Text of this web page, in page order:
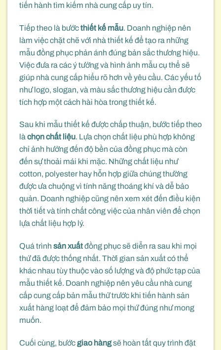
tiến hành tìm kiếm nhà cung cấp uy tín.
Tiếp theo là bướcthiết kế mẫu. Doanh nghiệp nên
làm việc chặt chẽ với nhà thiết kế để tạo ra những
mẫu đồng phục phản ánh đúng bản sắc thương hiệu.
Việc đưa ra các ý tưởng và hình ảnh mẫu cụ thể sẽ
giúp nhà cung cấp hiểu rõ hơn về yêu cầu. Các yếu tố
như logo, slogan, và màu sắc thương hiệu cần được
tích hợp một cách hài hòa trong thiết kế.
Sau khi mẫu thiết kế được chấp thuận, bước tiếp theo
làchọn chất liệu. Lựa chọn chất liệu phù hợp không
chỉ ảnh hưởng đến độ bền của đồng phục mà còn
đến sự thoải mái khi mặc. Những chất liệu như
cotton, polyester hay hỗn hợp giữa chúng thường
được ưa chuộng vì tính năng thoáng khí và dễ bảo
quản. Doanh nghiệp cũng nên xem xét đến điều kiện
thời tiết và tính chất công việc của nhân viên để chọn
lựa chất liệu hợp lý.
Quá trình sản xuấtđồng phục sẽ diễn ra sau khi mọi
thứ đã được thống nhất. Thời gian sản xuất có thể
khác nhau tùy thuộc vào số lượng và độ phức tạp của
mẫu thiết kế. Doanh nghiệp nên yêu cầu nhà cung
cấp cung cấp bản mẫu thử trước khi tiến hành sản
xuất hàng loạt để đảm bảo mọi thứ đúng như mong
muốn.
Cuối cùng, bướcgiao hàngsẽ hoàn tất quy trình đặt